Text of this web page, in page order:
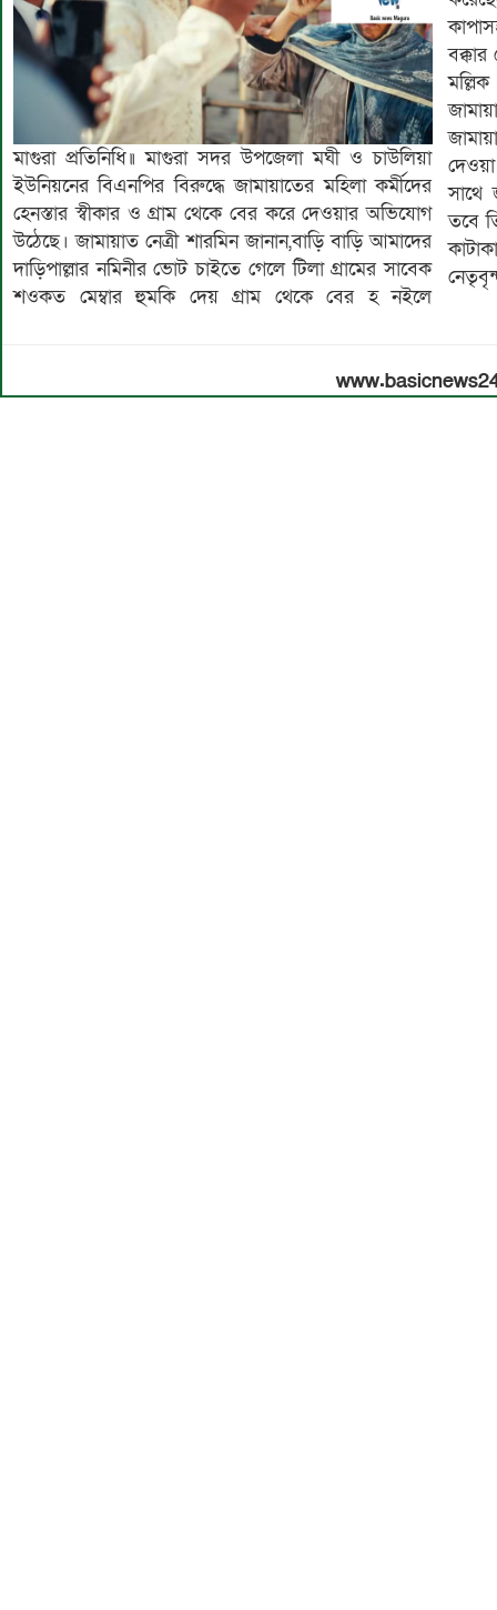
মাগুরা প্রতিনিধি॥ মাগুরা সদর উপজেলা মঘী ও চাউলিয়া
ইউনিয়নের বিএনপির বিরুদ্ধে জামায়াতের মহিলা কর্মীদের
হেনস্তার স্বীকার ও গ্রাম থেকে বের করে দেওয়ার অভিযোগ
উঠেছে। জামায়াত নেত্রী শারমিন জানান,বাড়ি বাড়ি আমাদের
দাড়িপাল্লার নমিনীর ভোট চাইতে গেলে টিলা গ্রামের সাবেক
শওকত মেম্বার হুমকি দেয় গ্রাম থেকে বের হ নইলে
বক্কার
সাথে
তবে